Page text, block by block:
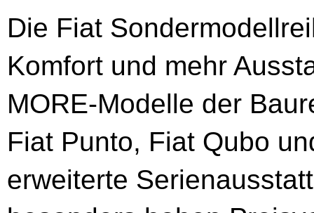
Die Fiat
Komfort und mehr
MORE-Modelle der
Fiat Punto, Fiat Qubo
erweiterte